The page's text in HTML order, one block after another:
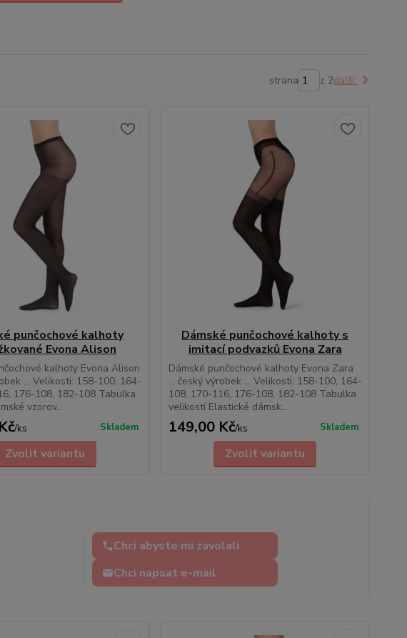
strana z 2další
punčochové kalhoty
Evona Alison
kalhoty Evona Alison
... Velikosti: 158-100, 164-
176-108, 182-108 Tabulka
vzorov...
/ks Skladem
Zvolit variantu
Dámské punčochové kalhoty s
imitací podvazků Evona Zara
Dámské punčochové kalhoty Evona Zara
... český výrobek ... Velikosti: 158-100, 164-
108, 170-116, 176-108, 182-108 Tabulka
velikostí Elastické dámsk...
149,00 Kč/ks Skladem
Zvolit variantu
Chci abyste mi zavolali
Chci napsat e-mail